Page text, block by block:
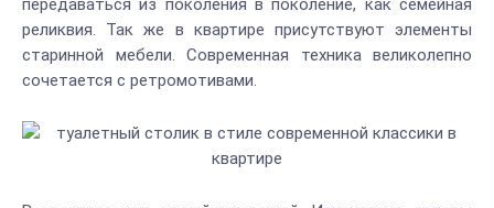
передаваться из поколения в поколение, как семейная
реликвия. Так же в квартире присутствуют элементы
старинной мебели. Современная техника великолепно
сочетается с ретромотивами.